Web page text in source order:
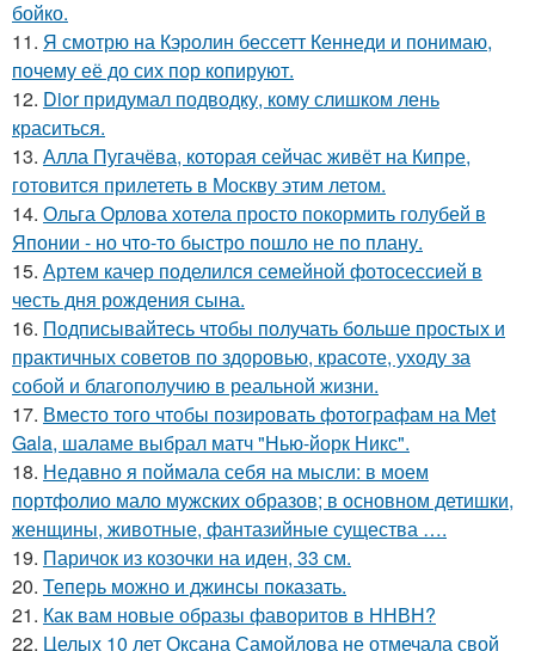
бойко.
11. Я смотрю на Кэролин бессетт Кеннеди и понимаю,
почему её до сих пор копируют.
12. Dior придумал подводку, кому слишком лень
краситься.
13. Алла Пугачёва, которая сейчас живёт на Кипре,
готовится прилететь в Москву этим летом.
14. Ольга Орлова хотела просто покормить голубей в
Японии - но что-то быстро пошло не по плану.
15. Артем качер поделился семейной фотосессией в
честь дня рождения сына.
16. Подписывайтесь чтобы получать больше простых и
практичных советов по здоровью, красоте, уходу за
собой и благополучию в реальной жизни.
17. Вместо того чтобы позировать фотографам на Met
Gala, шаламе выбрал матч "Нью-йорк Никс".
18. Недавно я поймала себя на мысли: в моем
портфолио мало мужских образов; в основном детишки,
женщины, животные, фантазийные существа ….
19. Паричок из козочки на иден, 33 см.
20. Теперь можно и джинсы показать.
21. Как вам новые образы фаворитов в ННВН?
22. Целых 10 лет Оксана Самойлова не отмечала свой